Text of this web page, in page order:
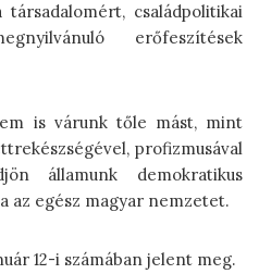
családpolitikai
erőfeszítések
is várunk tőle mást, mint
profizmusával
államunk demokratikus
az egész magyar nemzetet.
12-i számában jelent meg.